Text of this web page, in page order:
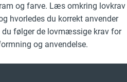
og farve. Læs omkring lovkrav
hvorledes du korrekt anvender
du følger de lovmæssige krav for
og anvendelse.